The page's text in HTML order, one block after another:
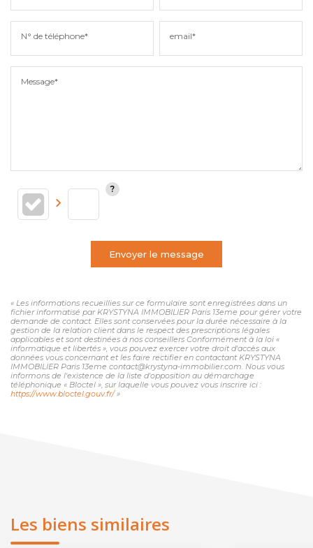
N° de téléphone* email*
Message*
Envoyer le message
« Les informations recueillies sur ce formulaire sont enregistrées dans un
fichier informatisé par KRYSTYNA IMMOBILIER Paris 13eme pour gérer votre
demande de contact. Elles sont conservées pour la durée nécessaire à la
gestion de la relation client dans le respect des prescriptions légales
applicables et sont destinées à nos conseillers Conformément à la loi «
informatique et libertés », vous pouvez exercer votre droit d'accès aux
données vous concernant et les faire rectifier en contactant KRYSTYNA
IMMOBILIER Paris 13eme contact@krystyna-immobilier.com. Nous vous
informons de l'existence de la liste d'opposition au démarchage
téléphonique « Bloctel », sur laquelle vous pouvez vous inscrire ici :
https://www.bloctel.gouv.fr/»
Les biens similaires